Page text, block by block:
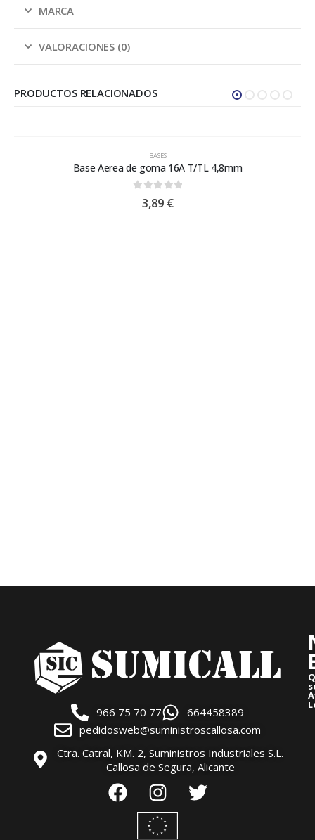
MARCA
VALORACIONES (0)
PRODUCTOS RELACIONADOS
BASES
Base Aerea de goma 16A T/TL 4,8mm
out of 5
3,89 €
966 75 70 77
664458389
pedidosweb@suministroscallosa.com
Ctra. Catral, KM. 2, Suministros Industriales S.L.
Callosa de Segura, Alicante